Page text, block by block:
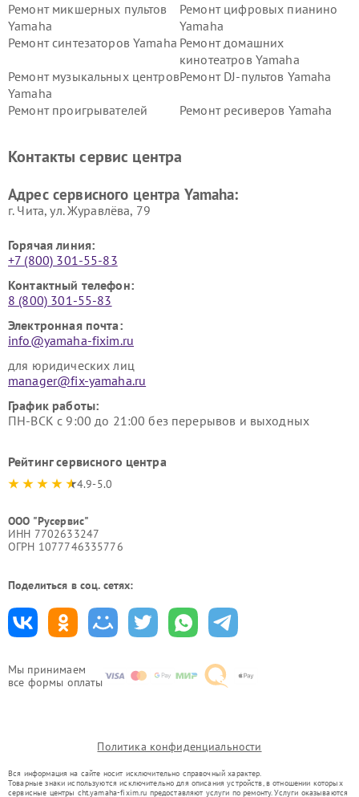
Мы принимаем
все формы оплаты
Ремонт микшерных пультов
Yamaha
Ремонт цифровых пианино
Yamaha
Ремонт синтезаторов Yamaha Ремонт домашних
кинотеатров Yamaha
Ремонт музыкальных центров
Yamaha
Ремонт DJ-пультов Yamaha
Ремонт проигрывателей
Ремонт ресиверов Yamaha
Yamaha
Yamaha
Контакты сервис центра
Адрес сервисного центра Yamaha:
г. Чита, ул. Журавлёва, 79
Горячая линия:
+7 (800) 301-55-83
Контактный телефон:
8 (800) 301-55-83
Электронная почта:
info@yamaha-fixim.ru
для юридических лиц
manager@fix-yamaha.ru
График работы:
ПН-ВСК с 9:00 до 21:00 без перерывов и выходных
Рейтинг сервисного центра
4.9-5.0
ООО "Русервис"
ИНН 7702633247
ОГРН 1077746335776
Поделиться в соц. сетях:
Политика конфиденциальности
Вся информация на сайте носит исключительно справочный характер.
Товарные знаки используются исключительно для описания устройств, в отношении которых
сервисные центры cht.yamaha-fixim.ru предоставляют услуги по ремонту. Услуги оказываются